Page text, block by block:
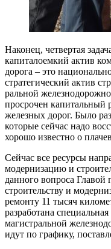
Наконец, четвертая
капиталоемкий актив
дорога – это
стратегический актив
ральной
просрочен капитальный
железных дорог. Было
которые сейчас надо
хорошо известно о
Сейчас все ресурсы
модернизацию и
данного воп­роса Главой
строительству и
ремонту 11 тысяч
разработана
магистральной
идут по графику,